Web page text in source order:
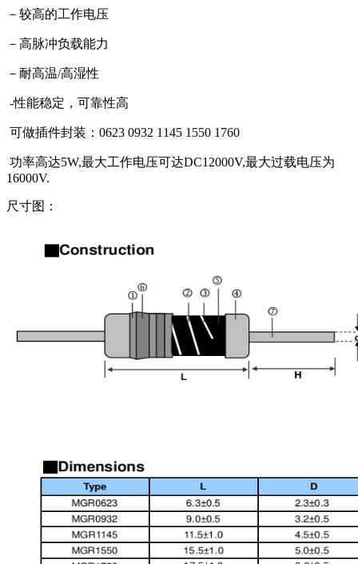
－较高的工作电压
－高脉冲负载能力
－耐高温/高湿性
-性能稳定，可靠性高
可做插件封装：0623 0932 1145 1550 1760
功率高达5W,最大工作电压可达DC12000V,最大过载电压为
16000V.
尺寸图：